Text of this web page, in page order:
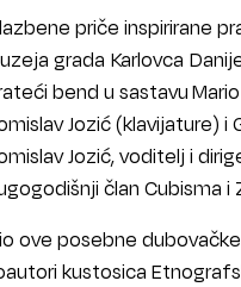
priče inspirirane
grada Karlovca
bend u sastavu
Jozić (klavijature)
Jozić, voditelj i
član Cubisma i
ove posebne
kustosica